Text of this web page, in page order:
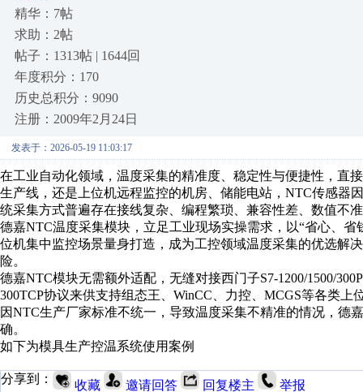
精华：7帖
求助：2帖
帖子：1313帖 | 1644回
年度积分：170
历史总积分：9090
注册：2009年2月24日
发表于：2026-05-19 11:03:17
在工业自动化领域，温度采集的精准度、稳定性与便捷性，直
生产线，还是上位机远程监控的机房、储能电站，NTC传感器
统采集方式普遍存在接线复杂、编程繁琐、兼容性差、数值不
德嘉NTC温度采集模块，立足工业现场实操需求，以“省心、
位机集中监控场景量身打造，成为工控领域温度采集的优选解
险。
德嘉NTC模块无需额外适配，无缝对接西门子S7-1200/1500/
300TCP协议来供支持组态王、WinCC、力控、MCGS等各类上
因NTC生产厂家标准不统一，导致温度采集不精准的情况，德
确。
如下为模具生产控温系统使用案例
分享到： 收藏 邀请回答 回复楼主 举报